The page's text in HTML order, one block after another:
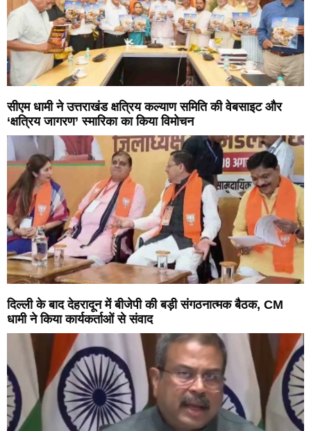
सीएम धामी ने उत्तराखंड क्षत्रिय कल्याण समिति की वेबसाइट और
‘क्षत्रिय जागरण’ स्मारिका का किया विमोचन
दिल्ली के बाद देहरादून में बीजेपी की बड़ी संगठनात्मक बैठक, CM
धामी ने किया कार्यकर्ताओं से संवाद